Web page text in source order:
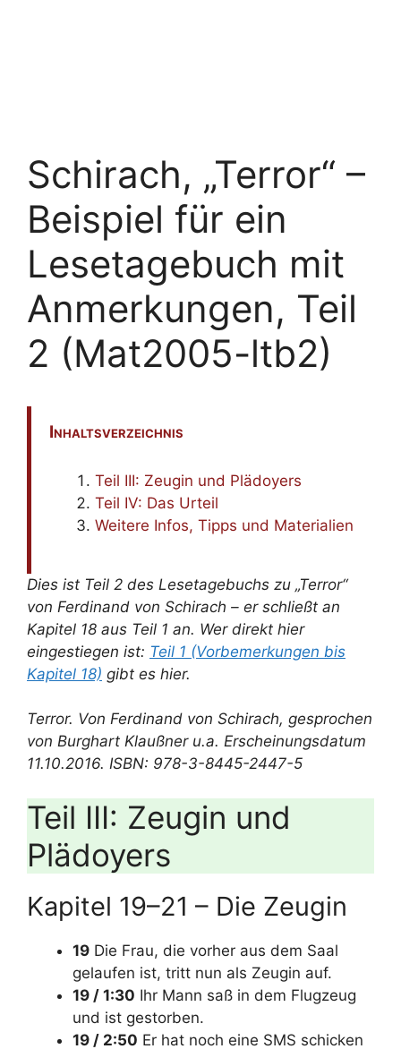
Schirach, „Terror“ –
Beispiel für ein
Lesetagebuch mit
Anmerkungen, Teil
2 (Mat2005-ltb2)
Inhaltsverzeichnis
Teil III: Zeugin und Plädoyers
Teil IV: Das Urteil
Weitere Infos, Tipps und Materialien
Dies ist Teil 2 des Lesetagebuchs zu „Terror“
von Ferdinand von Schirach – er schließt an
Kapitel 18 aus Teil 1 an. Wer direkt hier
eingestiegen ist: Teil 1 (Vorbemerkungen bis
Kapitel 18) gibt es hier.
Terror. Von Ferdinand von Schirach, gesprochen
von Burghart Klaußner u.a. Erscheinungsdatum
11.10.2016. ISBN: 978-3-8445-2447-5
Teil III: Zeugin und
Plädoyers
Kapitel 19–21 – Die Zeugin
19 Die Frau, die vorher aus dem Saal
gelaufen ist, tritt nun als Zeugin auf.
19 / 1:30 Ihr Mann saß in dem Flugzeug
und ist gestorben.
19 / 2:50 Er hat noch eine SMS schicken